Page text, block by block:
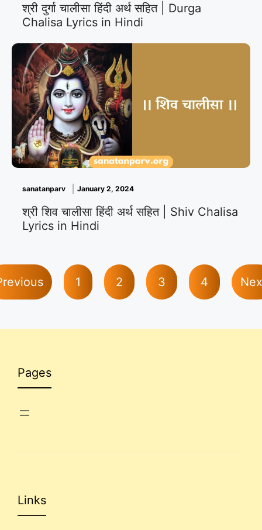
श्री दुर्गा चालीसा हिंदी अर्थ सहित | Durga
Chalisa Lyrics in Hindi
sanatanparv January 2, 2024
श्री शिव चालीसा हिंदी अर्थ सहित | Shiv Chalisa
Lyrics in Hindi
1 2 3 4
Pages
Links